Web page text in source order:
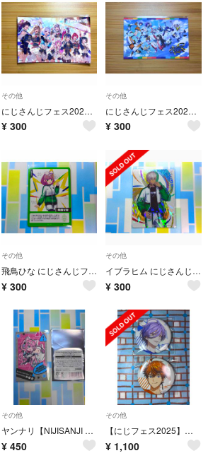
その他
にじさんじフェス2026 購入特典ランダムカード2
¥ 300
その他
にじさんじフェス2026 特典ランダムカード
¥ 300
その他
飛鳥ひな にじさんじフェス2026 コレクションカードDパック
¥ 300
その他
イブラヒム にじさんじフェス2026 コレクションカードDパック
¥ 300
その他
ヤンナリ【NIJISANJI Buddy Mode Type】チェキ風カード
¥ 450
その他
【にじフェス2025】クラスTシャツランダム缶バッジ 北見遊征＋榊ネス
¥ 1,100